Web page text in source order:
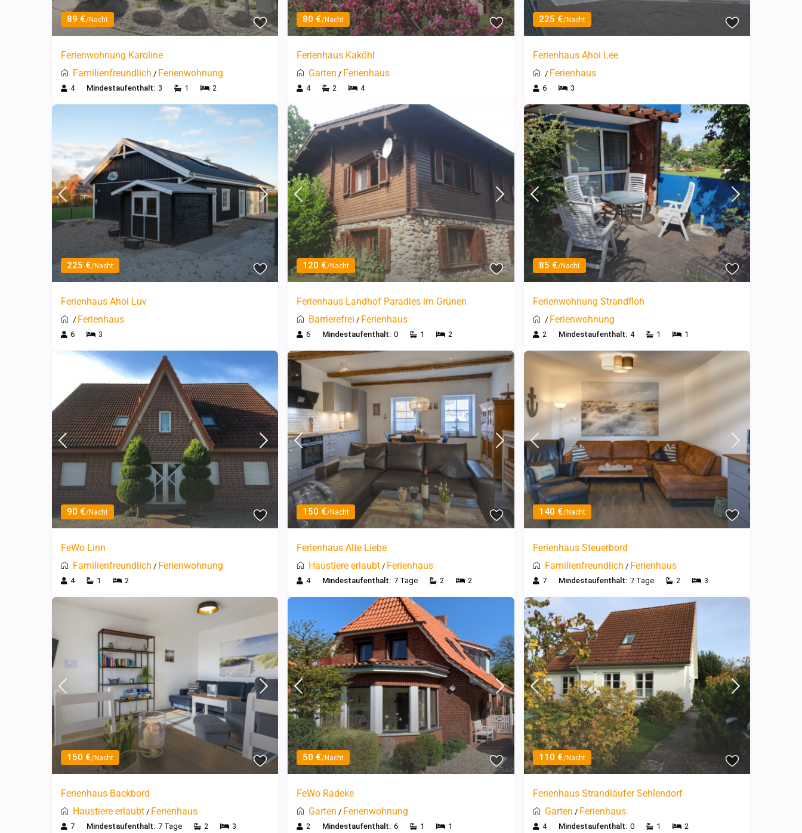
89 €/Nacht
Ferienwohnung Karoline
Familienfreundlich / Ferienwohnung
4 Mindestaufenthalt: 3 1 2
80 €/Nacht
Ferienhaus Kaköhl
Garten / Ferienhaus
4 2 4
225 €/Nacht
Ferienhaus Ahoi Lee
/ Ferienhaus
6 3
225 €/Nacht
Ferienhaus Ahoi Luv
/ Ferienhaus
6 3
120 €/Nacht
Ferienhaus Landhof Paradies im Grünen
Barrierefrei / Ferienhaus
6 Mindestaufenthalt: 0 1 2
85 €/Nacht
Ferienwohnung Strandfloh
/ Ferienwohnung
2 Mindestaufenthalt: 4 1 1
90 €/Nacht
FeWo Linn
Familienfreundlich / Ferienwohnung
4 1 2
150 €/Nacht
Ferienhaus Alte Liebe
Haustiere erlaubt / Ferienhaus
4 Mindestaufenthalt: 7 Tage 2 2
140 €/Nacht
Ferienhaus Steuerbord
Familienfreundlich / Ferienhaus
7 Mindestaufenthalt: 7 Tage 2 3
150 €/Nacht
Ferienhaus Backbord
Haustiere erlaubt / Ferienhaus
7 Mindestaufenthalt: 7 Tage 2 3
50 €/Nacht
FeWo Radeke
Garten / Ferienwohnung
2 Mindestaufenthalt: 6 1 1
110 €/Nacht
Ferienhaus Strandläufer Sehlendorf
Garten / Ferienhaus
4 Mindestaufenthalt: 0 1 2